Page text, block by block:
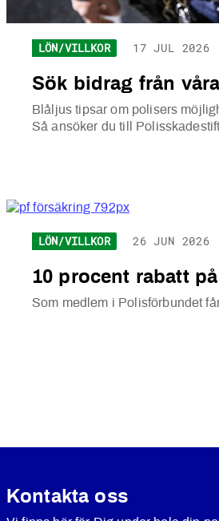
LÖN/VILLKOR 17 JUL 2026
Sök bidrag från
Blåljus tipsar om polisers
Så ansöker du till
LÖN/VILLKOR 26 JUN 2026
10 procent rabatt
Som medlem i Polisförbundet
Kontakta oss